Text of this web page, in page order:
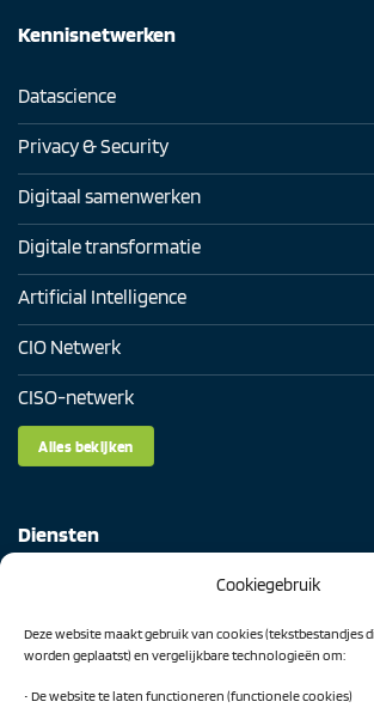
Cookiegebruik
Deze website maakt gebruik van cookies (tekstbestandjes
worden geplaatst) en vergelijkbare technologieën om:
• De website te laten functioneren (functionele cookies)
Kennisnetwerken
Datascience
Privacy & Security
Digitaal samenwerken
Digitale transformatie
Artificial Intelligence
CIO Netwerk
CISO-netwerk
Alles bekijken
Diensten
AI Readiness Scan
Traineeship SN Data & AI